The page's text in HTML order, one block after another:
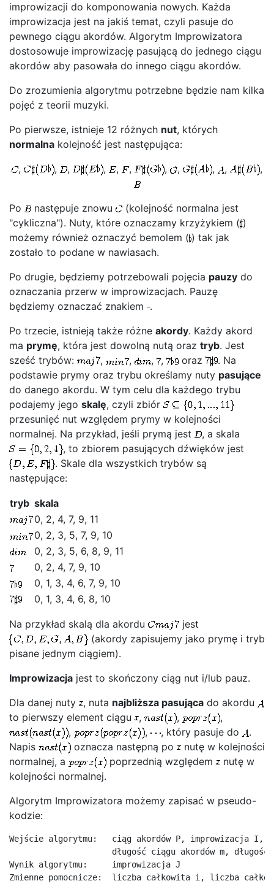
improwizacji do komponowania nowych. Każda
improwizacja jest na jakiś temat, czyli pasuje do
pewnego ciągu akordów. Algorytm Improwizatora
dostosowuje improwizację pasującą do jednego ciągu
akordów aby pasowała do innego ciągu akordów.
Do zrozumienia algorytmu potrzebne będzie nam kilka
pojęć z teorii muzyki.
Po pierwsze, istnieje 12 różnych nut, których
normalna kolejność jest następująca:
,
, , , , , , , , , ,
Po następuje znowu
(kolejność normalna jest
"cykliczna"). Nuty, które oznaczamy krzyżykiem ( )
możemy również oznaczyć bemolem ( ) tak jak
zostało to podane w nawiasach.
Po drugie, będziemy potrzebowali pojęcia pauzy do
oznaczania przerw w improwizacjach. Pauzę
będziemy oznaczać znakiem .
Po trzecie, istnieją także różne akordy. Każdy akord
ma prymę, która jest dowolną nutą oraz tryb. Jest
sześć trybów:
, , , , oraz
. Na
podstawie prymy oraz trybu określamy nuty pasujące
do danego akordu. W tym celu dla każdego trybu
podajemy jego skalę, czyli zbiór
przesunięć nut względem prymy w kolejności
normalnej. Na przykład, jeśli prymą jest
, a skala
, to zbiorem pasujących dźwięków jest
. Skale dla wszystkich trybów są
następujące:
tryb skala
0, 2, 4, 7, 9, 11
0, 2, 3, 5, 7, 9, 10
0, 2, 3, 5, 6, 8, 9, 11
0, 2, 4, 7, 9, 10
0, 1, 3, 4, 6, 7, 9, 10
0, 1, 3, 4, 6, 8, 10
Na przykład skalą dla akordu
jest
(akordy zapisujemy jako prymę i tryb
pisane jednym ciągiem).
Improwizacja jest to skończony ciąg nut i/lub pauz.
Dla danej nuty
, nuta najbliższa pasująca do akordu
to pierwszy element ciągu
, ,
,
,
, , który pasuje do
.
Napis
oznacza następną po
nutę w kolejności
normalnej, a
poprzednią względem
nutę w
kolejności normalnej.
Algorytm Improwizatora możemy zapisać w pseudo-
kodzie:
Wejście algorytmu:   ciąg akordów P, improwizacja I,
długość ciągu akordów m, długość
Wynik algorytmu:     improwizacja J